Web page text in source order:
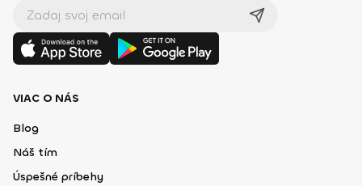
VIAC O NÁS
Blog
Náš tím
Úspešné príbehy